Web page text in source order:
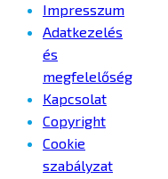
Impresszum
Adatkezelés
és
megfelelőség
Kapcsolat
Copyright
Cookie
szabályzat